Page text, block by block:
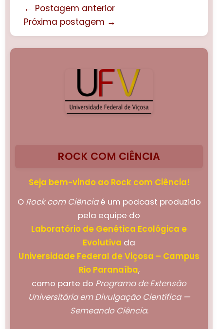
← Postagem anterior
Próxima postagem →
ROCK COM CIÊNCIA
Seja bem-vindo ao Rock com Ciência!
O Rock com Ciênciaé um podcast produzido
pela equipe do
Laboratório de Genética Ecológica e
Evolutiva da
Universidade Federal de Viçosa – Campus
Rio Paranaíba,
como parte do Programa de Extensão
Universitária em Divulgação Científica —
Semeando Ciência.